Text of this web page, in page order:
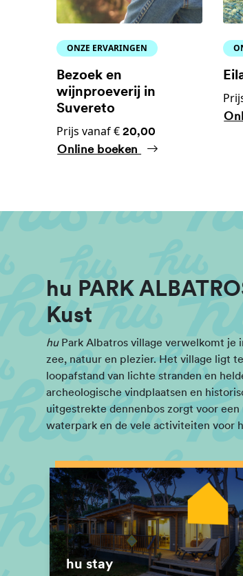
ONZE ERVARINGEN
Bezoek en
wijnproeverij in
Suvereto
Prijs vanaf €20,00
Online boeken
hu PARK
Kust
huPark Albatros village verwelkomt je
zee, natuur en plezier. Het village ligt
loopafstand van lichte stranden en
archeologische vindplaatsen en
uitgestrekte dennenbos zorgt voor
waterpark en de vele activiteiten voor
hu stay